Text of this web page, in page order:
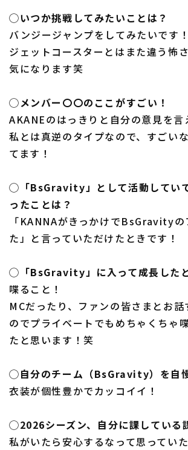
◯いつか挑戦してみたいことは？
バンジージャンプをしてみたいです！
ジェットコースターとはまた違う怖
気になります笑
◯メンバー〇〇のここがすごい！
AKANEのはっきりと自分の意見を言
私とは真逆のタイプなので、すごい
てます！
◯「BsGravity」として活動してい
ったことは？
「KANNAがきっかけでBsGravityの
た」と言っていただけたときです！
◯「BsGravity」に入って成長した
喋ること！
MCだったり、ファンの皆さまとお
のでプライベートでもめちゃくちゃ
たと思います！笑
◯自分のチーム（BsGravity）を自
衣装が個性豊かでカッコイイ！
◯2026シーズン、自分に課している
私がいたら安心するなって思ってい